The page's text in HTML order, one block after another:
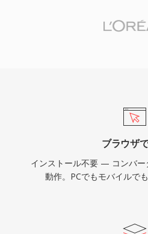
ブラウザ
インストール不要 — コンバー
動作。PCでもモバイルで